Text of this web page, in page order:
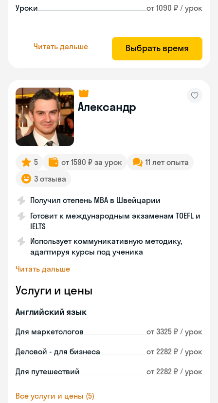
Уроки от 1090 ₽ / урок
Читать дальше Выбрать время
Александр
5 от 1590 ₽ за урок
11 лет опыта
3 отзыва
Получил степень MBA в Швейцарии
Готовит к международным экзаменам TOEFL и
IELTS
Использует коммуникативную методику,
адаптируя курсы под ученика
Читать дальше
Услуги и цены
Английский язык
Для маркетологов от 3325 ₽ / урок
Деловой - для бизнеса от 2282 ₽ / урок
Для путешествий от 2282 ₽ / урок
Все услуги и цены (5)